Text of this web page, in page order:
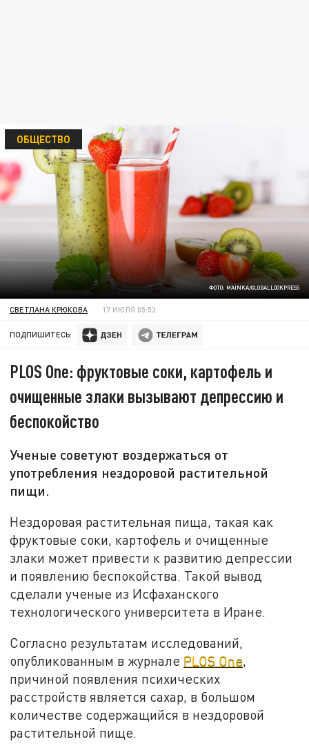
ФОТО: MAINKA/GLOBALLOOKPRESS
ОБЩЕСТВО
СВЕТЛАНА КРЮКОВА 17 ИЮЛЯ 05:53
ПОДПИШИТЕСЬ:
PLOS One: фруктовые соки, картофель и
очищенные злаки вызывают депрессию и
беспокойство
Ученые советуют воздержаться от
употребления нездоровой растительной
пищи.
Нездоровая растительная пища, такая как
фруктовые соки, картофель и очищенные
злаки может привести к развитию депрессии
и появлению беспокойства. Такой вывод
сделали ученые из Исфаханского
технологического университета в Иране.
Согласно результатам исследований,
опубликованным в журнале PLOS One,
причиной появления психических
расстройств является сахар, в большом
количестве содержащийся в нездоровой
растительной пище.